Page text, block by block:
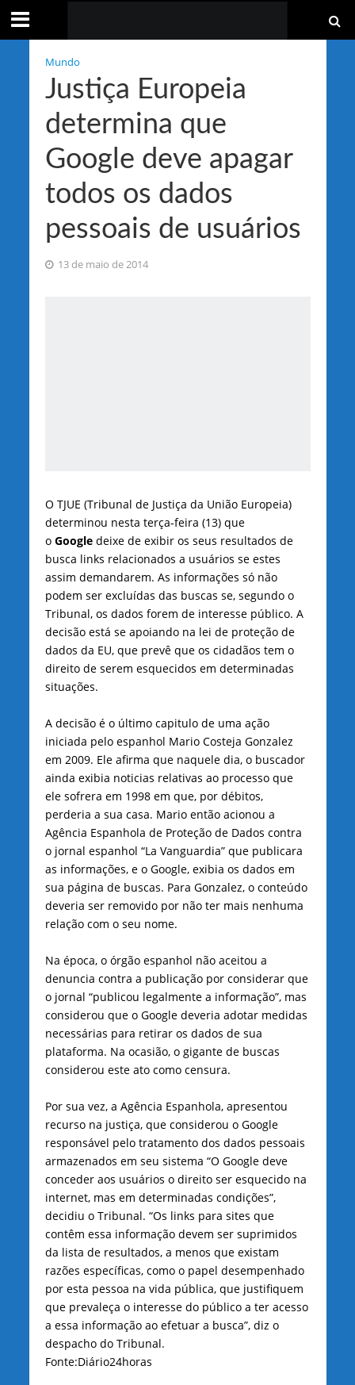
Mundo
Justiça Europeia
determina que
Google deve apagar
todos os dados
pessoais de usuários
13 de maio de 2014
O TJUE (Tribunal de Justiça da União Europeia)
determinou nesta terça-feira (13) que
o Googledeixe de exibir os seus resultados de
busca links relacionados a usuários se estes
assim demandarem. As informações só não
podem ser excluídas das buscas se, segundo o
Tribunal, os dados forem de interesse público. A
decisão está se apoiando na lei de proteção de
dados da EU, que prevê que os cidadãos tem o
direito de serem esquecidos em determinadas
situações.
A decisão é o último capitulo de uma ação
iniciada pelo espanhol Mario Costeja Gonzalez
em 2009. Ele afirma que naquele dia, o buscador
ainda exibia noticias relativas ao processo que
ele sofrera em 1998 em que, por débitos,
perderia a sua casa. Mario então acionou a
Agência Espanhola de Proteção de Dados contra
o jornal espanhol “La Vanguardia” que publicara
as informações, e o Google, exibia os dados em
sua página de buscas. Para Gonzalez, o conteúdo
deveria ser removido por não ter mais nenhuma
relação com o seu nome.
Na época, o órgão espanhol não aceitou a
denuncia contra a publicação por considerar que
o jornal “publicou legalmente a informação”, mas
considerou que o Google deveria adotar medidas
necessárias para retirar os dados de sua
plataforma. Na ocasião, o gigante de buscas
considerou este ato como censura.
Por sua vez, a Agência Espanhola, apresentou
recurso na justiça, que considerou o Google
responsável pelo tratamento dos dados pessoais
armazenados em seu sistema “O Google deve
conceder aos usuários o direito ser esquecido na
internet, mas em determinadas condições”,
decidiu o Tribunal. “Os links para sites que
contêm essa informação devem ser suprimidos
da lista de resultados, a menos que existam
razões específicas, como o papel desempenhado
por esta pessoa na vida pública, que justifiquem
que prevaleça o interesse do público a ter acesso
a essa informação ao efetuar a busca”, diz o
despacho do Tribunal.
Fonte:Diário24horas